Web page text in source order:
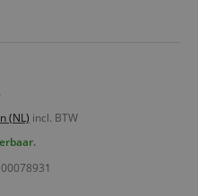
(NL) incl. BTW